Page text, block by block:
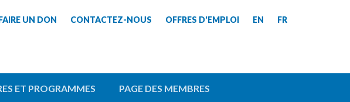
UN DON CONTACTEZ-NOUS OFFRES D'EMPLOI EN FR
ET PROGRAMMES PAGE DES MEMBRES